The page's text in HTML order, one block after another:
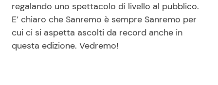
regalando uno spettacolo di livello al pubblico.
E’ chiaro che Sanremo è sempre Sanremo per
cui ci si aspetta ascolti da record anche in
questa edizione. Vedremo!